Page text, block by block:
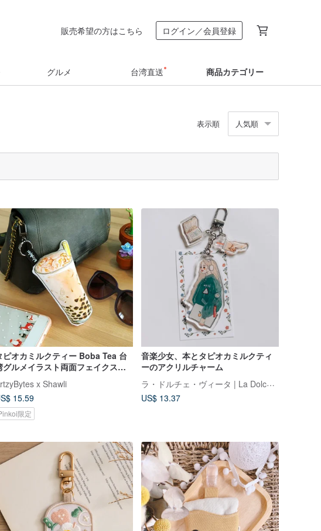
販売希望の方はこちら ログイン／会員登録
グルメ 台湾直送 商品カテゴリー
表示順 人気順
ピオカミルクティー Boba Tea 台
グルメイラスト両面フェイクスエ
x Shawli
15.59
限定
音楽少女、本とタピオカミルクティ
ーのアクリルチャーム
ラ・ドルチェ・ヴィータ | La Dolce Vita
US$ 13.37